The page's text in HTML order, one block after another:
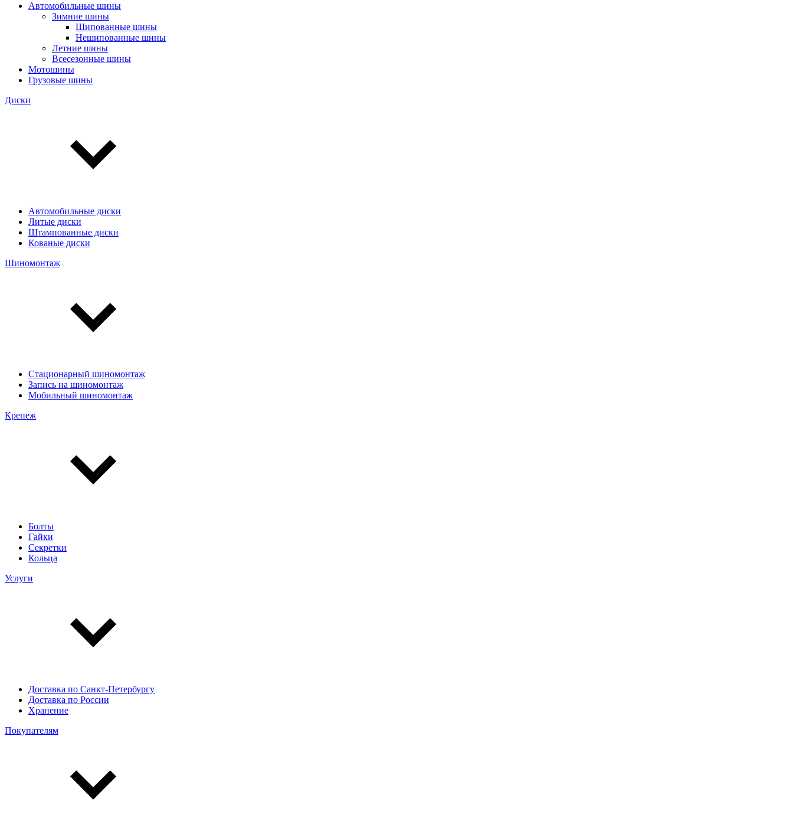
Автомобильные шины
Зимние шины
Шипованные шины
Нешипованные шины
Летние шины
Всесезонные шины
Мотошины
Грузовые шины
Диски
Автомобильные диски
Литые диски
Штампованные диски
Кованые диски
Шиномонтаж
Стационарный шиномонтаж
Запись на шиномонтаж
Мобильный шиномонтаж
Крепеж
Болты
Гайки
Секретки
Кольца
Услуги
Доставка по Санкт-Петербургу
Доставка по России
Хранение
Покупателям